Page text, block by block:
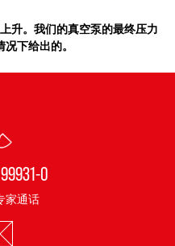
升。我们的真空泵的最终压力
下给出的。
0
家通话